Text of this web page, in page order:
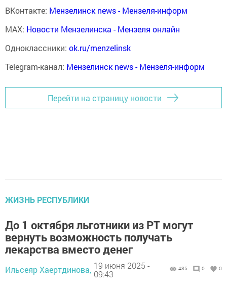
ВКонтакте: Мензелинск news - Мензеля-информ
MAX: Новости Мензелинска - Мензеля онлайн
Одноклассники: ok.ru/menzelinsk
Telegram-канал: Мензелинск news - Мензеля-информ
Перейти на страницу новости
ЖИЗНЬ РЕСПУБЛИКИ
До 1 октября льготники из РТ могут
вернуть возможность получать
лекарства вместо денег
Ильсеяр Хаертдинова, 19 июня 2025 -
09:43
435 0 0